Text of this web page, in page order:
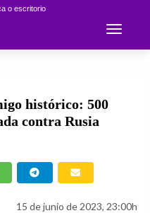
o escritorio
Toggle
histórico: 500
contra Rusia
15 de junio de 2023, 23:00h